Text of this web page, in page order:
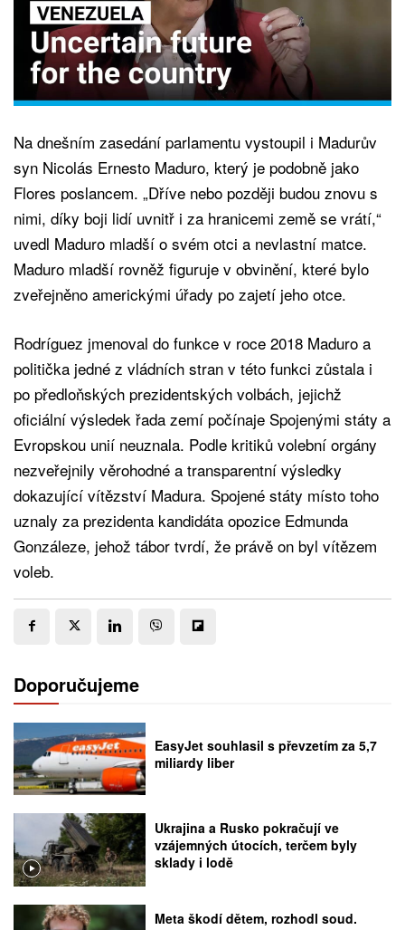
Na dnešním zasedání parlamentu vystoupil i Madurův
syn Nicolás Ernesto Maduro, který je podobně jako
Flores poslancem. „Dříve nebo později budou znovu s
nimi, díky boji lidí uvnitř i za hranicemi země se vrátí,“
uvedl Maduro mladší o svém otci a nevlastní matce.
Maduro mladší rovněž figuruje v obvinění, které bylo
zveřejněno americkými úřady po zajetí jeho otce.
Rodríguez jmenoval do funkce v roce 2018 Maduro a
politička jedné z vládních stran v této funkci zůstala i
po předloňských prezidentských volbách, jejichž
oficiální výsledek řada zemí počínaje Spojenými státy a
Evropskou unií neuznala. Podle kritiků volební orgány
nezveřejnily věrohodné a transparentní výsledky
dokazující vítězství Madura. Spojené státy místo toho
uznaly za prezidenta kandidáta opozice Edmunda
Gonzáleze, jehož tábor tvrdí, že právě on byl vítězem
voleb.
Doporučujeme
EasyJet souhlasil s převzetím za 5,7
miliardy liber
Ukrajina a Rusko pokračují ve
vzájemných útocích, terčem byly
sklady i lodě
Meta škodí dětem, rozhodl soud.